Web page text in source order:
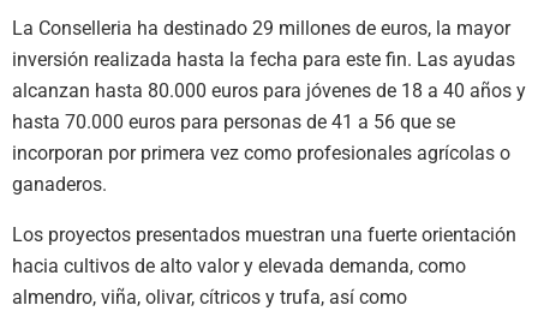
La Conselleria ha destinado 29 millones de euros, la mayor
inversión realizada hasta la fecha para este fin. Las ayudas
alcanzan hasta 80.000 euros para jóvenes de 18 a 40 años y
hasta 70.000 euros para personas de 41 a 56 que se
incorporan por primera vez como profesionales agrícolas o
ganaderos.
Los proyectos presentados muestran una fuerte orientación
hacia cultivos de alto valor y elevada demanda, como
almendro, viña, olivar, cítricos y trufa, así como